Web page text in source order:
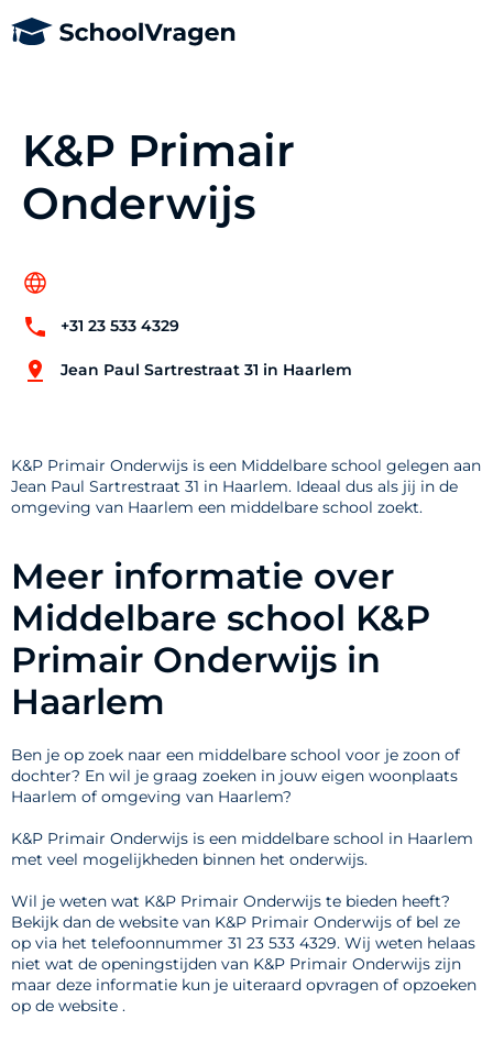
K&P Primair
Onderwijs
+31 23 533 4329
Jean Paul Sartrestraat 31 in Haarlem
K&P Primair Onderwijs is een Middelbare school gelegen aan
Jean Paul Sartrestraat 31 in Haarlem. Ideaal dus als jij in de
omgeving van Haarlem een middelbare school zoekt.
Meer informatie over
Middelbare school K&P
Primair Onderwijs in
Haarlem
Ben je op zoek naar een middelbare school voor je zoon of
dochter? En wil je graag zoeken in jouw eigen woonplaats
Haarlem of omgeving van Haarlem?
K&P Primair Onderwijs is een middelbare school in Haarlem
met veel mogelijkheden binnen het onderwijs.
Wil je weten wat K&P Primair Onderwijs te bieden heeft?
Bekijk dan de website van K&P Primair Onderwijs of bel ze
op via het telefoonnummer 31 23 533 4329. Wij weten helaas
niet wat de openingstijden van K&P Primair Onderwijs zijn
maar deze informatie kun je uiteraard opvragen of opzoeken
op de website .